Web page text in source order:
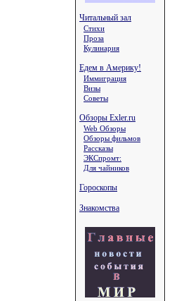
Читальный зал
Стихи
Проза
Кулинария
Едем в Америку!
Иммиграция
Визы
Советы
Обзоры Exler.ru
Web Обзоры
Обзоры фильмов
Рассказы
ЭКСпромт:
Для чайников
Гороскопы
Знакомства